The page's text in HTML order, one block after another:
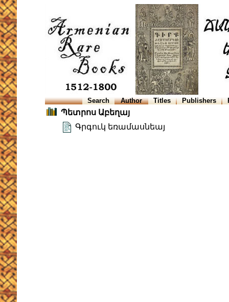
Search Author Titles Publishers
Պետրոս Աբեղայ
Գրգուկ եռամասնեայ